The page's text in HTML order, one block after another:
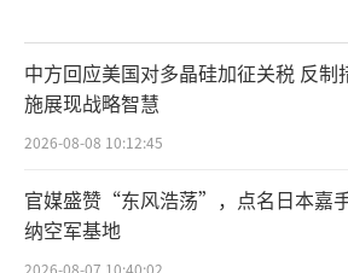
中方回应美国对多晶硅加征关税 反制
施展现战略智慧
2026-08-08 10:12:45
官媒盛赞“东风浩荡”，点名日本嘉
纳空军基地
2026-08-07 10:40:02